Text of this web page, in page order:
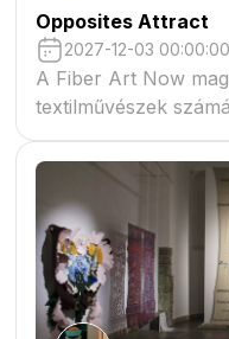
Opposites Attract
2027-12-03 00:00:00
A Fiber Art Now
textilművészek